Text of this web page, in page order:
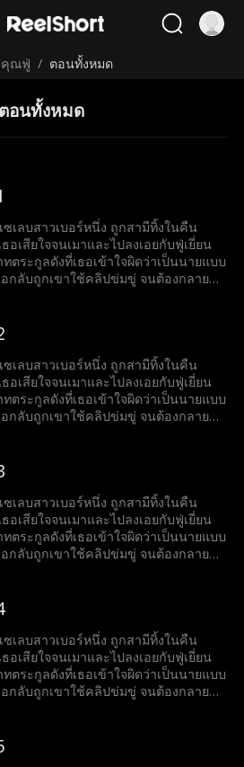
คุณฟู่ / ตอนทั้งหมด
อนทั้งหมด
ซเลบสาวเบอร์หนึ่ง ถูกสามีทิ้งในคืน
อเสียใจจนเมาและไปลงเอยกับฟู่เยี่ยน
ทตระกูลดังที่เธอเข้าใจผิดว่าเป็นนายแบบ
กลับถูกเขาใช้คลิปข่มขู่ จนต้องกลายมา
ซเลบสาวเบอร์หนึ่ง ถูกสามีทิ้งในคืน
อเสียใจจนเมาและไปลงเอยกับฟู่เยี่ยน
ทตระกูลดังที่เธอเข้าใจผิดว่าเป็นนายแบบ
กลับถูกเขาใช้คลิปข่มขู่ จนต้องกลายมา
ซเลบสาวเบอร์หนึ่ง ถูกสามีทิ้งในคืน
อเสียใจจนเมาและไปลงเอยกับฟู่เยี่ยน
ทตระกูลดังที่เธอเข้าใจผิดว่าเป็นนายแบบ
กลับถูกเขาใช้คลิปข่มขู่ จนต้องกลายมา
ซเลบสาวเบอร์หนึ่ง ถูกสามีทิ้งในคืน
อเสียใจจนเมาและไปลงเอยกับฟู่เยี่ยน
ทตระกูลดังที่เธอเข้าใจผิดว่าเป็นนายแบบ
กลับถูกเขาใช้คลิปข่มขู่ จนต้องกลายมา